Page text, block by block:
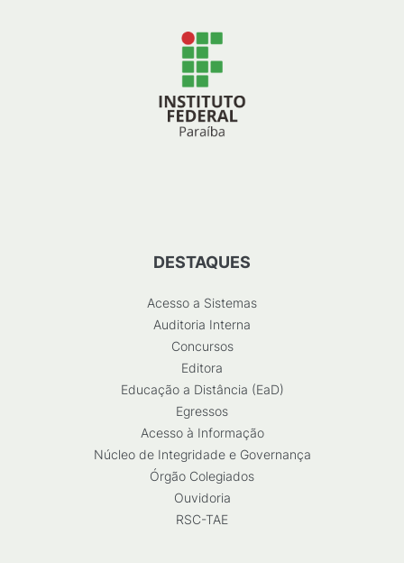
DESTAQUES
Acesso a Sistemas
Auditoria Interna
Concursos
Editora
Educação a Distância (EaD)
Egressos
Acesso à Informação
Núcleo de Integridade e Governança
Órgão Colegiados
Ouvidoria
RSC-TAE